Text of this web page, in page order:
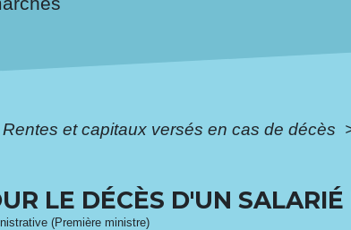
Rentes et capitaux versés en cas de décès
LE DÉCÈS D'UN
(Première ministre)